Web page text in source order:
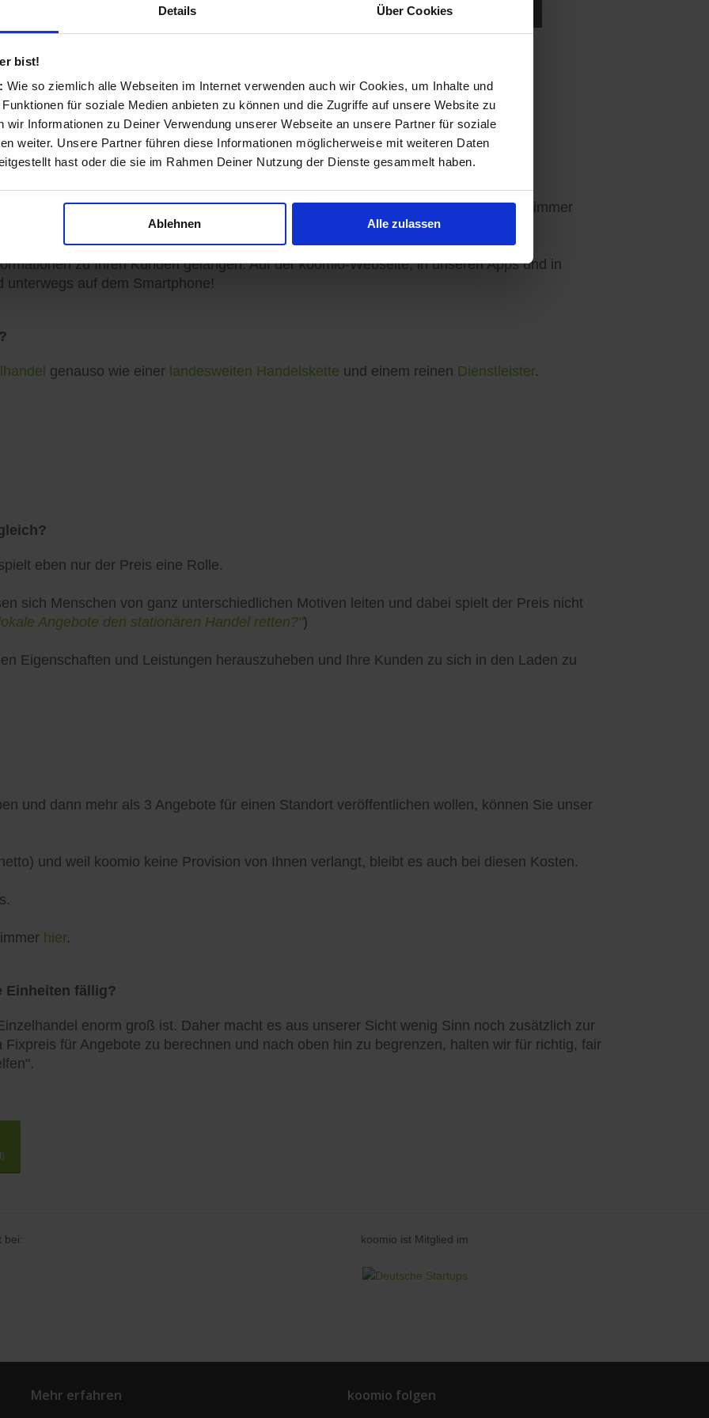
Details Über Cookies
bist!
Wie so ziemlich alle Webseiten im Internet verwenden auch wir Cookies, um Inhalte und
für soziale Medien anbieten zu können und die Zugriffe auf unsere Website zu
wir Informationen zu Deiner Verwendung unserer Webseite an unsere Partner für soziale
weiter. Unsere Partner führen diese Informationen möglicherweise mit weiteren Daten
hast oder die sie im Rahmen Deiner Nutzung der Dienste gesammelt haben.
Ablehnen Alle zulassen
unterwegs nach Geschäften und Produkten in der Nähe suchen.
transparent
und Dienstleister entstanden und auf Ihre Wünsche abgestimmt.
vervollständigen, Angebote veröffentlichen - 3 Angebote sind für Sie immer
zu Ihren Kunden gelangen: Auf der koomio-Webseite, in unseren Apps und in
auf dem Smartphone!
genauso wie einer landesweiten Handelskette und einem reinen Dienstleister.
eben nur der Preis eine Rolle.
sich Menschen von ganz unterschiedlichen Motiven leiten und dabei spielt der Preis nicht
Angebote den stationären Handel retten?")
Eigenschaften und Leistungen herauszuheben und Ihre Kunden zu sich in den Laden zu
und dann mehr als 3 Angebote für einen Standort veröffentlichen wollen, können Sie unser
und weil koomio keine Provision von Ihnen verlangt, bleibt es auch bei diesen Kosten.
hier.
Einheiten fällig?
enorm groß ist. Daher macht es aus unserer Sicht wenig Sinn noch zusätzlich zur
für Angebote zu berechnen und nach oben hin zu begrenzen, halten wir für richtig, fair
bei: koomio ist Mitglied im
Mehr erfahren koomio folgen